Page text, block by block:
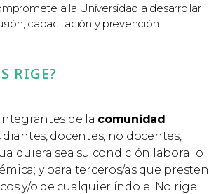
a la Universidad a desarrollar
capacitación y prevención.
RIGE?
de la comunidad
docentes, no docentes,
sea su condición laboral o
y para terceros/as que presten
y/o de cualquier índole. No rige